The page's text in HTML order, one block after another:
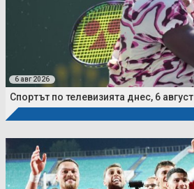
6 авг 2026
Спортът по телевизията днес, 6 август